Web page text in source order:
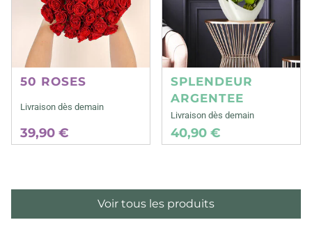
50 ROSES
Livraison dès demain
39,90 €
SPLENDEUR
ARGENTEE
Livraison dès demain
40,90 €
Voir tous les produits